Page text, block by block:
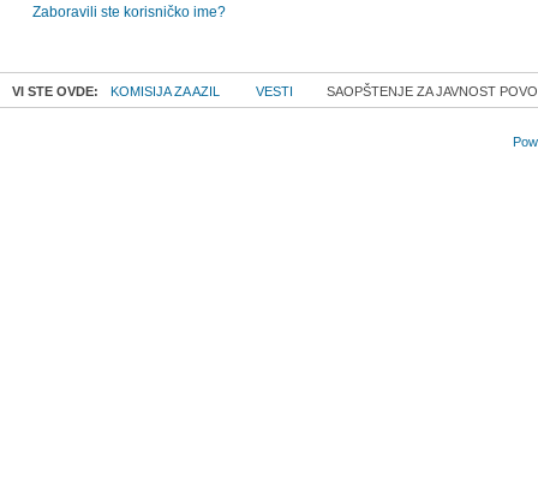
Zaboravili ste korisničko ime?
VI STE OVDE: KOMISIJA ZA AZIL VESTI SAOPŠTENJE ZA JAVNOST